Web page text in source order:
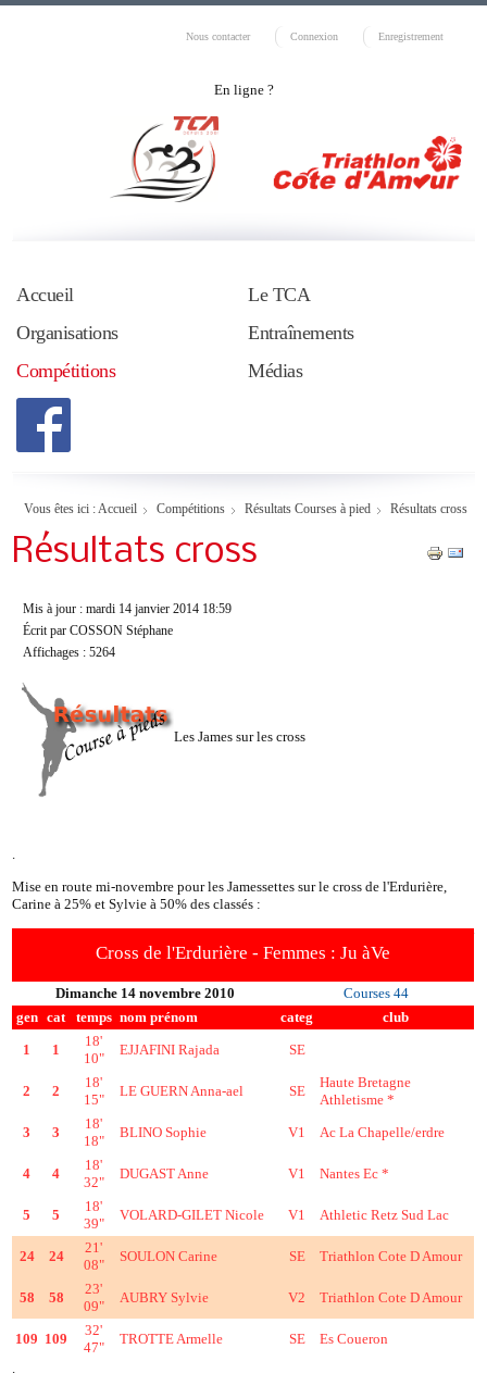
Nous contacter Connexion Enregistrement
En ligne ?
Accueil
Le TCA
Organisations
Entraînements
Compétitions
Médias
Vous êtes ici :Accueil Compétitions Résultats Courses à pied Résultats cross
Résultats cross
Mis à jour : mardi 14 janvier 2014 18:59
Écrit par COSSON Stéphane
Affichages : 5264
Les James sur les cross
Mise en route mi-novembre pour les Jamessettes sur le cross de l'Erdurière,
Carine à 25% et Sylvie à 50% des classés :
Cross de l'Erdurière - Femmes : Ju àVe
Dimanche 14 novembre 2010
Courses 44
gen
cat temps nom prénom categ club
1 1
18'
10"
EJJAFINI Rajada SE
2 2
18'
15"
LE GUERN Anna-ael SE
Haute Bretagne
Athletisme *
3 3
18'
18"
BLINO Sophie V1 Ac La Chapelle/erdre
4 4
18'
32"
DUGAST Anne V1 Nantes Ec *
5 5
18'
39"
VOLARD-GILET Nicole V1 Athletic Retz Sud Lac
24 24
21'
08"
SOULON Carine SE Triathlon Cote D Amour
58 58
23'
09"
AUBRY Sylvie V2 Triathlon Cote D Amour
109 109
32'
47"
TROTTE Armelle SE
Es Coueron